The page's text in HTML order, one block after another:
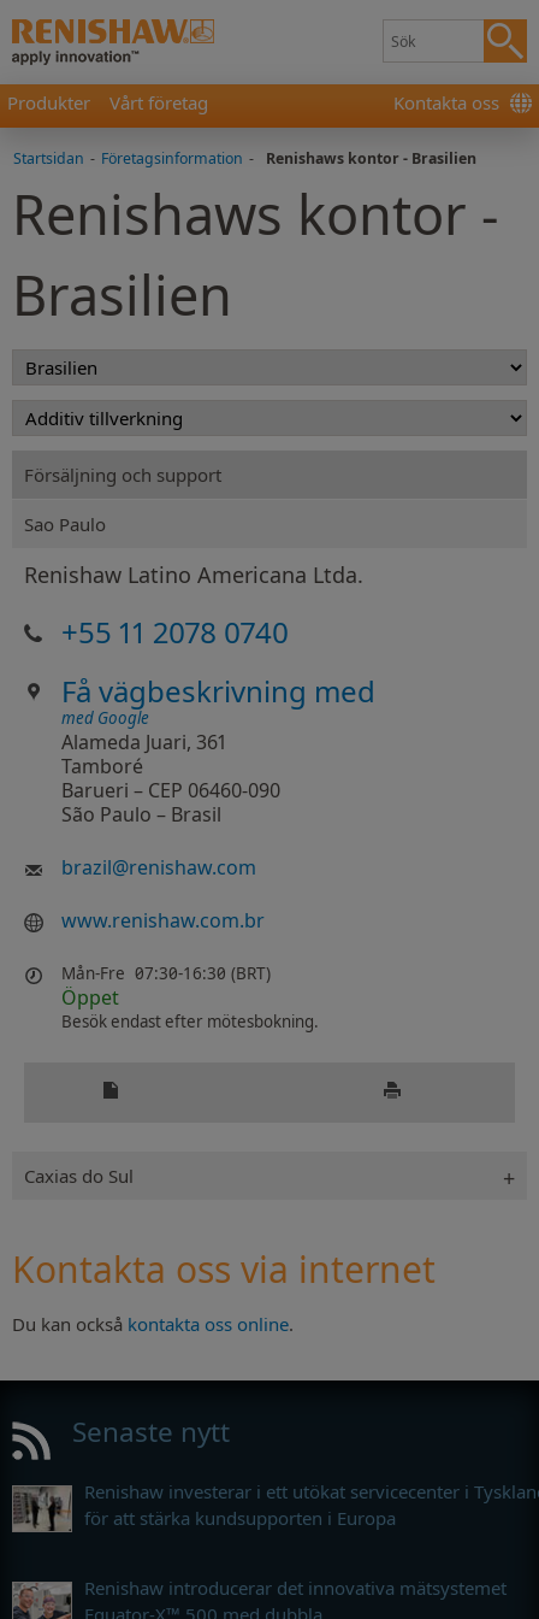
Produkter Vårt företag Kontakta oss
Startsidan - Företagsinformation - Renishaws kontor - Brasilien
Renishaws kontor -
Brasilien
Försäljning och support
Sao Paulo
Renishaw Latino Americana Ltda.
+55 11 2078 0740
Få vägbeskrivning med
med Google
Alameda Juari, 361
Tamboré
Barueri – CEP 06460-090
São Paulo – Brasil
brazil@renishaw.com
www.renishaw.com.br
Mån-Fre 07:30-16:30 (BRT)
Öppet
Besök endast efter mötesbokning.
Caxias do Sul
Kontakta oss via internet
Du kan också kontakta oss online.
Senaste nytt
Renishaw investerar i ett utökat servicecenter i
för att stärka kundsupporten i Europa
Renishaw introducerar det innovativa mätsystemet